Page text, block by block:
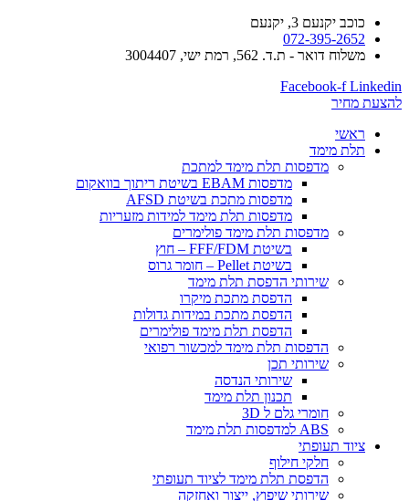
כוכב יקנעם 3, יקנעם
072-395-2652
משלוח דואר - ת.ד. 562, רמת ישי, 3004407​
Facebook-f Linkedin
להצעת מחיר
ראשי
תלת מימד
​מדפסות תלת מימד למתכת
מדפסות EBAM בשיטת ריתוך בוואקום
מדפסות מתכת בשיטת AFSD
​מדפסות תלת מימד למידות מזעריות
​מדפסות תלת מימד פולימרים
בשיטת FFF/FDM – חוץ
בשיטת Pellet – חומר גרוס
שירותי הדפסת תלת מימד
הדפסת מתכת מיקרו
הדפסת מתכת במידות גדולות
הדפסת תלת מימד פולימרים
הדפסות תלת מימד למכשור רפואי
שירותי תכן
שירותי הנדסה
תכנון תלת מימד
חומרי גלם ל 3D
ABS למדפסות תלת מימד
ציוד תעופתי
חלקי חילוף
הדפסת תלת מימד לציוד תעופתי
שירותי שיפוץ, ייצור ואחזקה